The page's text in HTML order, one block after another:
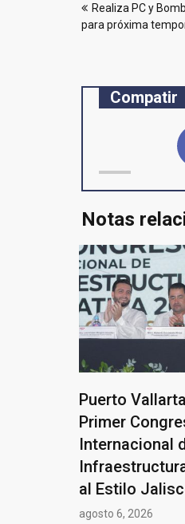
deRealiza PC y
para próxima
Compatir
Notas
Puerto
Primer
Internacional
al Estilo
agosto 6, 2026